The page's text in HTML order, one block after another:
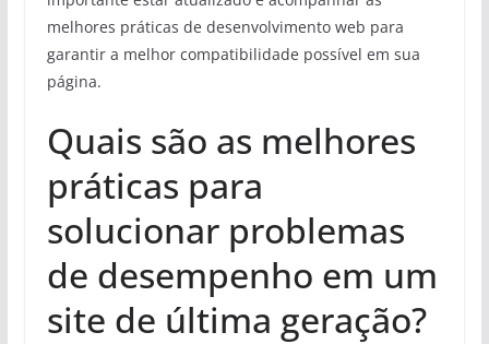
melhores práticas de desenvolvimento web para
garantir a melhor compatibilidade possível em sua
página.
Quais são as melhores
práticas para
solucionar problemas
de desempenho em um
site de última geração?